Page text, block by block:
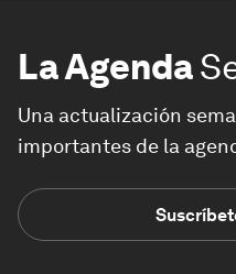
La Agenda
Una actualización
importantes de la